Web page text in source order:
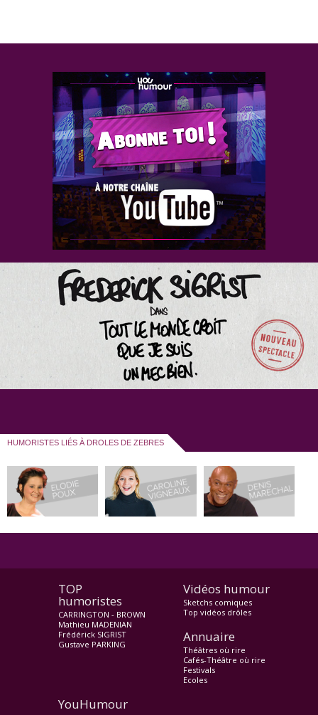
HUMORISTES LIÉS À DROLES DE ZEBRES
TOP
humoristes
CARRINGTON - BROWN
Mathieu MADENIAN
Frédérick SIGRIST
Gustave PARKING
Vidéos humour
Sketchs comiques
Top vidéos drôles
Annuaire
Théâtres où rire
Cafés-Théâtre où rire
Festivals
Ecoles
YouHumour